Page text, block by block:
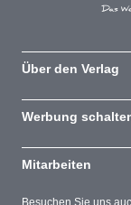
Besuchen Sie uns
Über den Verlag
Werbung
Mitarbeiten